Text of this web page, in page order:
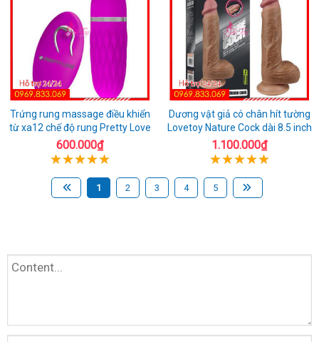
Trứng rung massage điều khiển
từ xa12 chế độ rung Pretty Love
600.000₫
Dương vật giả có chân hít tường
Lovetoy Nature Cock dài 8.5 inch
1.100.000₫
1 2 3 4 5